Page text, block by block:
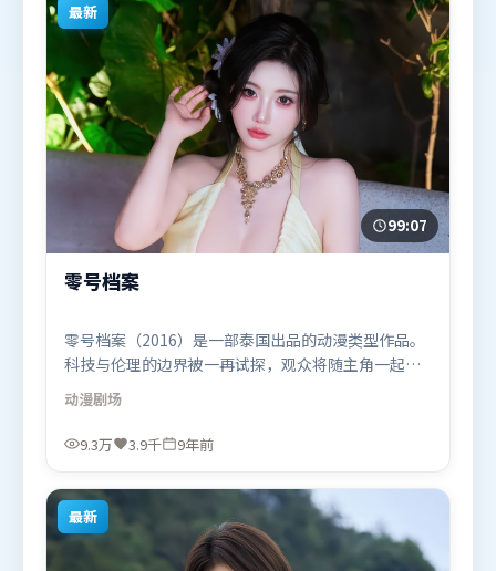
最新
99:07
零号档案
零号档案（2016）是一部泰国出品的动漫类型作品。
科技与伦理的边界被一再试探，观众将随主角一起经
历道德震荡。高潮段落信息密度高，情绪释放与主题
回扣同时完成。由薛晓路执导，赵丽颖、咏梅、黄政
民，谭卓、汤唯等联袂出演。影片于2016年9月16日
观众观看。
动漫剧场
9.3万 3.9千 9年前
最新